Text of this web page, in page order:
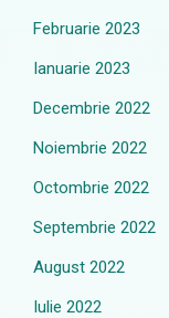
Februarie 2023
Ianuarie 2023
Decembrie 2022
Noiembrie 2022
Octombrie 2022
Septembrie 2022
August 2022
Iulie 2022